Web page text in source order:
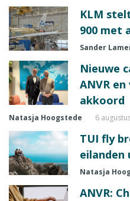
KLM
900 met
Sander
Nieuwe
ANVR
akkoord
Natasja Hoogstede 6
TUI fly
eilanden
Natasja
ANVR: